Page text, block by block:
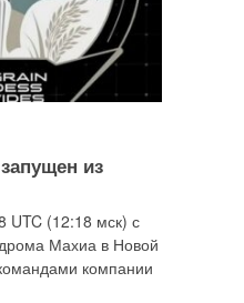
из
UTC (12:18 мск) с
Махиа в Новой
компании